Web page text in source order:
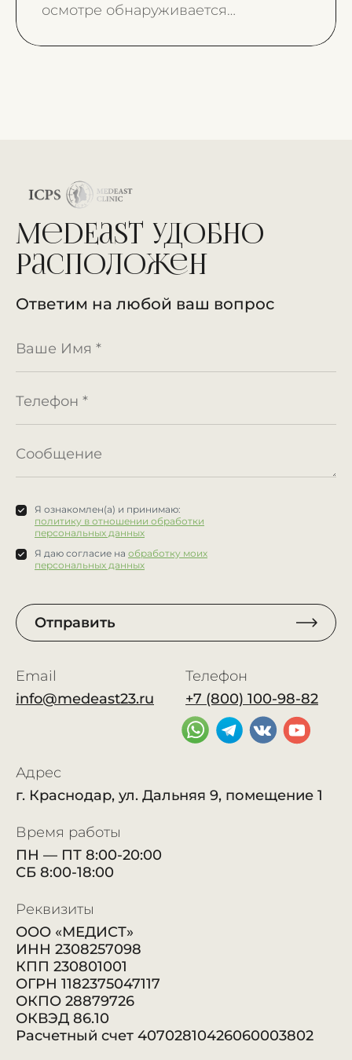
осмотре обнаруживается
MedEast удобно
расположен
Ответим на любой ваш вопрос
Я ознакомлен(а) и принимаю:
политику в отношении обработки
персональных данных
Я даю согласие на обработку моих
персональных данных
Отправить
Адрес
г. Краснодар, ул. Дальняя 9, помещение 1
Email
info@medeast23.ru
Время работы
ПН — ПТ 8:00-20:00
СБ 8:00-18:00
Телефон
+7 (800) 100-98-82
Реквизиты
ООО «МЕДИСТ»
ИНН 2308257098
КПП 230801001
ОГРН 1182375047117
ОКПО 28879726
ОКВЭД 86.10
Расчетный счет 40702810426060003802